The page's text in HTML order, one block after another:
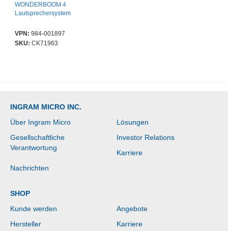
WONDERBOOM 4
Lautsprechersystem
VPN: 984-001897
SKU: CK71963
INGRAM MICRO INC.
Über Ingram Micro
Lösungen
Gesellschaftliche
Verantwortung
Investor Relations
Karriere
Nachrichten
SHOP
Kunde werden
Angebote
Hersteller
Karriere